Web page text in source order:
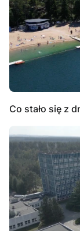
Co stało się z